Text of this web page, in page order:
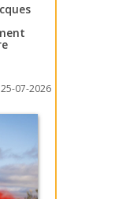
25-07-2026